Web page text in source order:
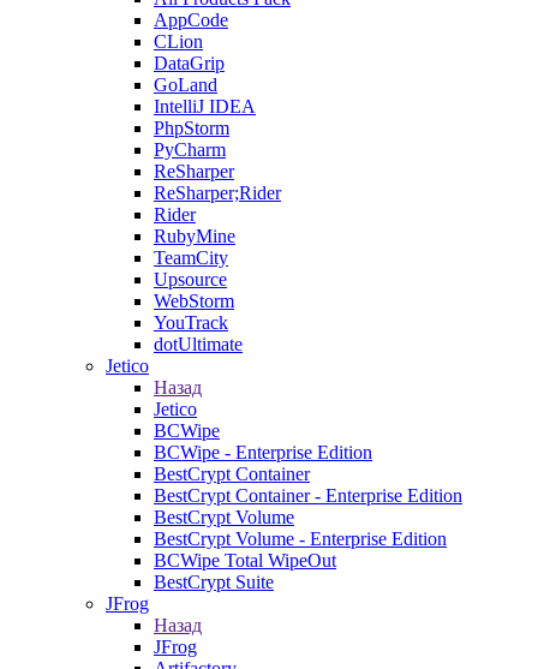
AppCode
CLion
DataGrip
GoLand
IntelliJ IDEA
PhpStorm
PyCharm
ReSharper
ReSharper;Rider
Rider
RubyMine
TeamCity
Upsource
WebStorm
YouTrack
dotUltimate
Jetico
Назад
Jetico
BCWipe
BCWipe - Enterprise Edition
BestCrypt Container
BestCrypt Container - Enterprise Edition
BestCrypt Volume
BestCrypt Volume - Enterprise Edition
BCWipe Total WipeOut
BestCrypt Suite
JFrog
Назад
JFrog